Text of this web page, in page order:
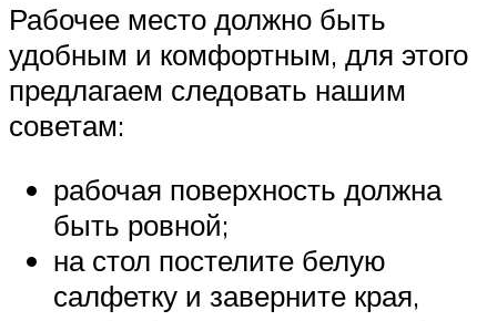
Рабочее место должно быть
удобным и комфортным, для этого
предлагаем следовать нашим
советам:
рабочая поверхность должна
быть ровной;
на стол постелите белую
салфетку и заверните края,